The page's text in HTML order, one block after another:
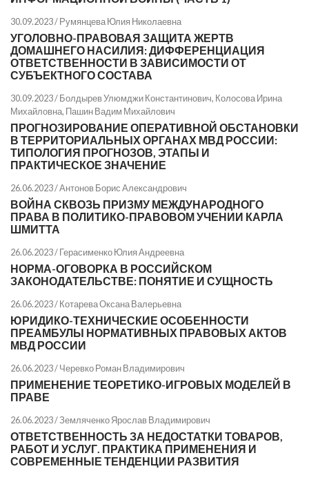
30.09.2023 /Румянцева Юлия Николаевна
УГОЛОВНО-ПРАВОВАЯ ЗАЩИТА ЖЕРТВ
ДОМАШНЕГО НАСИЛИЯ: ДИФФЕРЕНЦИАЦИЯ
ОТВЕТСТВЕННОСТИ В ЗАВИСИМОСТИ ОТ
СУБЪЕКТНОГО СОСТАВА
30.09.2023 /Болдырев Улюмджи Константинович, Колосова Ирина
Михайловна, Пашин Вадим Михайлович
ПРОГНОЗИРОВАНИЕ ОПЕРАТИВНОЙ ОБСТАНОВКИ
В ТЕРРИТОРИАЛЬНЫХ ОРГАНАХ МВД РОССИИ:
ТИПОЛОГИЯ ПРОГНОЗОВ, ЭТАПЫ И
ПРАКТИЧЕСКОЕ ЗНАЧЕНИЕ
26.06.2023 /Антонов Борис Александрович
ВОЙНА СКВОЗЬ ПРИЗМУ МЕЖДУНАРОДНОГО
ПРАВА В ПОЛИТИКО-ПРАВОВОМ УЧЕНИИ КАРЛА
ШМИТТА
26.06.2023 /Герасименко Юлия Андреевна
НОРМА-ОГОВОРКА В РОССИЙСКОМ
ЗАКОНОДАТЕЛЬСТВЕ: ПОНЯТИЕ И СУЩНОСТЬ
26.06.2023 /Котарева Оксана Валерьевна
ЮРИДИКО-ТЕХНИЧЕСКИЕ ОСОБЕННОСТИ
ПРЕАМБУЛЫ НОРМАТИВНЫХ ПРАВОВЫХ АКТОВ
МВД РОССИИ
26.06.2023 /Черевко Роман Владимирович
ПРИМЕНЕНИЕ ТЕОРЕТИКО-ИГРОВЫХ МОДЕЛЕЙ В
ПРАВЕ
26.06.2023 /Земляченко Ярослав Владимирович
ОТВЕТСТВЕННОСТЬ ЗА НЕДОСТАТКИ ТОВАРОВ,
РАБОТ И УСЛУГ. ПРАКТИКА ПРИМЕНЕНИЯ И
СОВРЕМЕННЫЕ ТЕНДЕНЦИИ РАЗВИТИЯ